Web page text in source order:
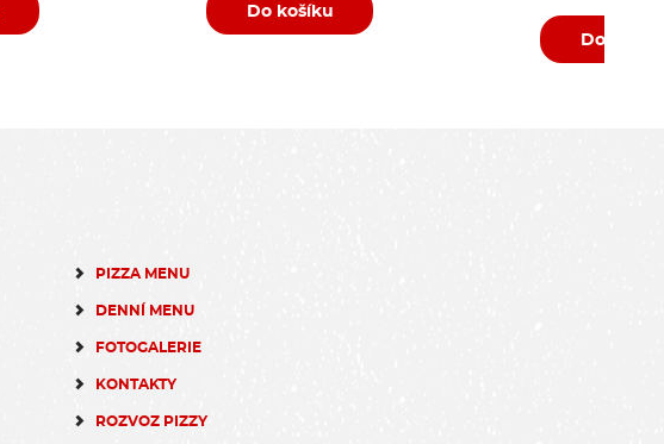
Do košíku
Do
PIZZA MENU
DENNÍ MENU
FOTOGALERIE
KONTAKTY
ROZVOZ PIZZY